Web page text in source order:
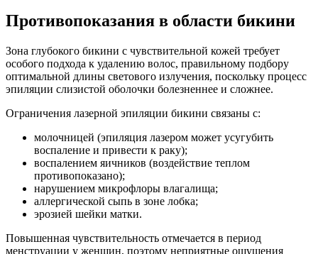
Противопоказания в области бикини
Зона глубокого бикини с чувствительной кожей требует
особого подхода к удалению волос, правильному подбору
оптимальной длины светового излучения, поскольку процесс
эпиляции слизистой оболочки болезненнее и сложнее.
Ограничения лазерной эпиляции бикини связаны с:
молочницей (эпиляция лазером может усугубить
воспаление и привести к раку);
воспалением яичников (воздействие теплом
противопоказано);
нарушением микрофлоры влагалища;
аллергической сыпь в зоне лобка;
эрозией шейки матки.
Повышенная чувствительность отмечается в период
менструации у женщин, поэтому неприятные ощущения